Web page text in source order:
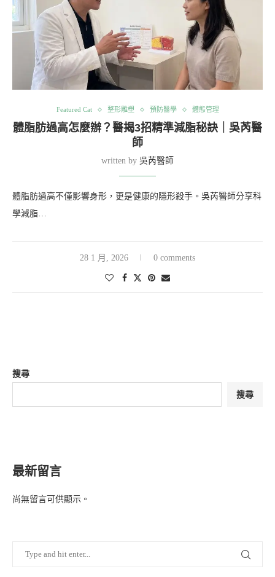
Featured Cat 整形雕塑 預防醫學 體態管理
體脂肪過高怎麼辦？醫揭3招精準減脂秘訣｜吳芮醫
師
written by 吳芮醫師
體脂肪過高不僅影響身形，更是健康的隱形殺手。吳芮醫師分享科
學減脂…
28 1 月, 2026 0 comments
搜尋
搜尋
最新留言
尚無留言可供顯示。